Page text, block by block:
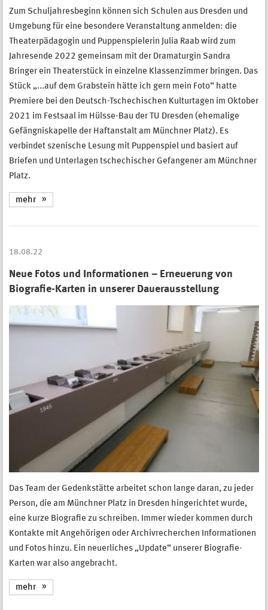
Zum Schuljahresbeginn können sich Schulen aus Dresden und
Umgebung für eine besondere Veranstaltung anmelden: die
Theaterpädagogin und Puppenspielerin Julia Raab wird zum
Jahresende 2022 gemeinsam mit der Dramaturgin Sandra
Bringer ein Theaterstück in einzelne Klassenzimmer bringen. Das
Stück „...auf dem Grabstein hätte ich gern mein Foto“ hatte
Premiere bei den Deutsch-Tschechischen Kulturtagen im Oktober
2021 im Festsaal im Hülsse-Bau der TU Dresden (ehemalige
Gefängniskapelle der Haftanstalt am Münchner Platz). Es
verbindet szenische Lesung mit Puppenspiel und basiert auf
Briefen und Unterlagen tschechischer Gefangener am Münchner
Platz.
mehr
18.08.22
Neue Fotos und Informationen – Erneuerung von
Biografie-Karten in unserer Dauerausstellung
Das Team der Gedenkstätte arbeitet schon lange daran, zu jeder
Person, die am Münchner Platz in Dresden hingerichtet wurde,
eine kurze Biografie zu schreiben. Immer wieder kommen durch
Kontakte mit Angehörigen oder Archivrecherchen Informationen
und Fotos hinzu. Ein neuerliches „Update“ unserer Biografie-
Karten war also angebracht.
mehr